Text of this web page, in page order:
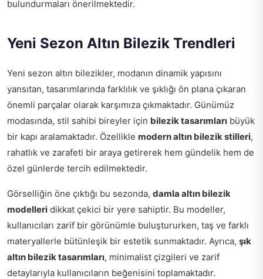
bulundurmaları önerilmektedir.
Yeni Sezon Altın Bilezik Trendleri
Yeni sezon altın bilezikler, modanın dinamik yapısını
yansıtan, tasarımlarında farklılık ve şıklığı ön plana çıkaran
önemli parçalar olarak karşımıza çıkmaktadır. Günümüz
modasında, stil sahibi bireyler için bilezik tasarımları büyük
bir kapı aralamaktadır. Özellikle modern altın bilezik stilleri,
rahatlık ve zarafeti bir araya getirerek hem gündelik hem de
özel günlerde tercih edilmektedir.
Görselliğin öne çıktığı bu sezonda, damla altın bilezik
modelleri dikkat çekici bir yere sahiptir. Bu modeller,
kullanıcıları zarif bir görünümle buluştururken, taş ve farklı
materyallerle bütünleşik bir estetik sunmaktadır. Ayrıca, şık
altın bilezik tasarımları, minimalist çizgileri ve zarif
detaylarıyla kullanıcıların beğenisini toplamaktadır.